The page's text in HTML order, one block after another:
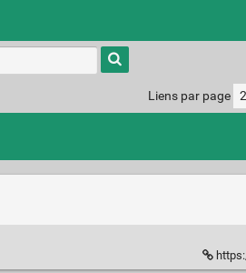
Type 1 or
more
charactersLiens par page